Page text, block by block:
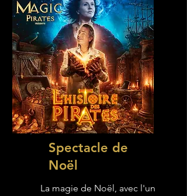
Spectacle de
Noël
La magie de Noël, avec l'un